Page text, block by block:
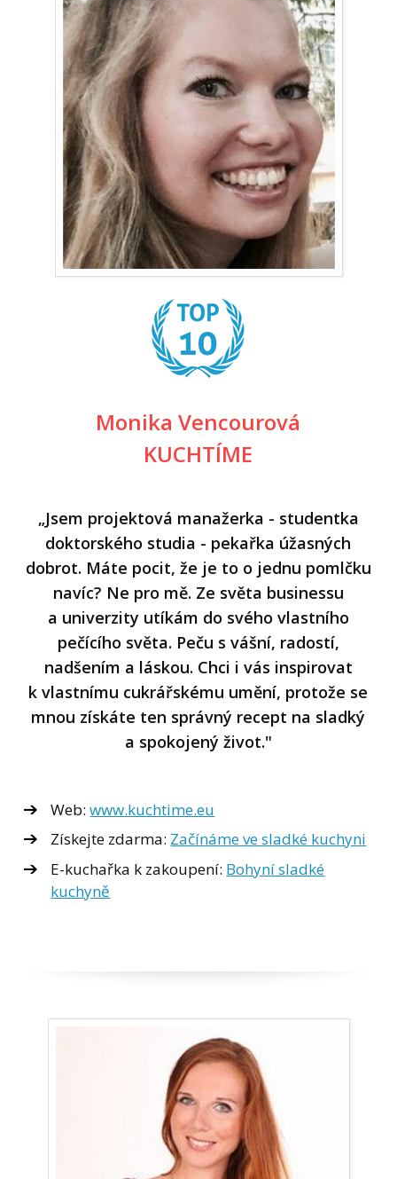
Monika Vencourová
KUCHTÍME
„Jsem projektová manažerka - studentka
doktorského studia - pekařka úžasných
dobrot. Máte pocit, že je to o jednu pomlčku
navíc? Ne pro mě. Ze světa businessu
a univerzity utíkám do svého vlastního
pečícího světa. Peču s vášní, radostí,
nadšením a láskou. Chci i vás inspirovat
k vlastnímu cukrářskému umění, protože se
mnou získáte ten správný recept na sladký
a spokojený život."
Web:www.kuchtime.eu
Získejte zdarma: Začínáme ve sladké kuchyni
E-kuchařka k zakoupení: Bohyní sladké
kuchyně